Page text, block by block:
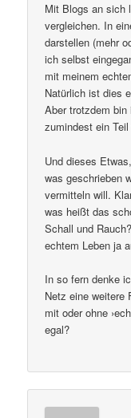
Mit Blogs an sich
vergleichen. In
darstellen (mehr
ich selbst
mit meinem
Natürlich ist dies
Aber trotzdem
zumindest ein
Und dieses
was geschrieben
vermitteln will.
was heißt das
Schall und
echtem Leben ja
In so fern denke
Netz eine weitere
mit oder ohne
egal?